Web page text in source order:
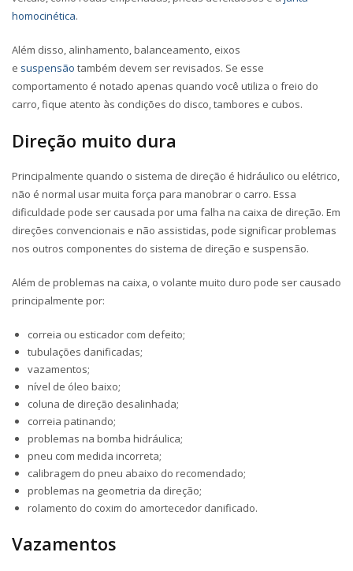
homocinética.
Além disso, alinhamento, balanceamento, eixos
e suspensão também devem ser revisados. Se esse
comportamento é notado apenas quando você utiliza o freio do
carro, fique atento às condições do disco, tambores e cubos.
Direção muito dura
Principalmente quando o sistema de direção é hidráulico ou elétrico,
não é normal usar muita força para manobrar o carro. Essa
dificuldade pode ser causada por uma falha na caixa de direção. Em
direções convencionais e não assistidas, pode significar problemas
nos outros componentes do sistema de direção e suspensão.
Além de problemas na caixa, o volante muito duro pode ser causado
principalmente por:
correia ou esticador com defeito;
tubulações danificadas;
vazamentos;
nível de óleo baixo;
coluna de direção desalinhada;
correia patinando;
problemas na bomba hidráulica;
pneu com medida incorreta;
calibragem do pneu abaixo do recomendado;
problemas na geometria da direção;
rolamento do coxim do amortecedor danificado.
Vazamentos